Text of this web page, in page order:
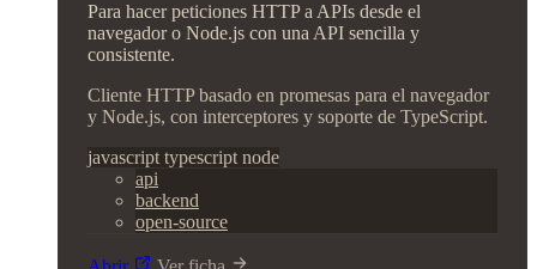
Para hacer peticiones HTTP a APIs desde el
navegador o Node.js con una API sencilla y
consistente.
Cliente HTTP basado en promesas para el navegador
y Node.js, con interceptores y soporte de TypeScript.
javascripttypescriptnode
api
backend
open-source